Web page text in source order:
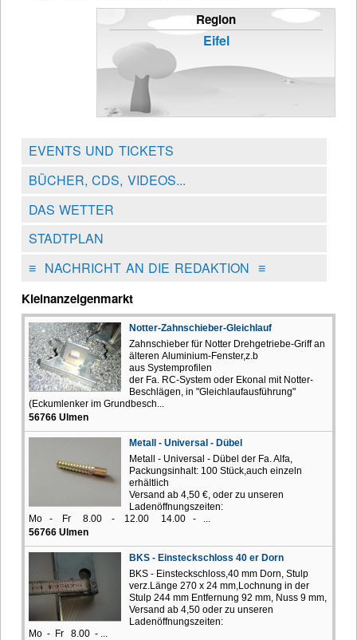
Region
Eifel
EVENTS UND TICKETS
BÜCHER, CDS, VIDEOS...
DAS WETTER
STADTPLAN
≡NACHRICHT AN DIE REDAKTION ≡
Kleinanzeigenmarkt
Notter-Zahnschieber-Gleichlauf
Zahnschieber für Notter Drehgetriebe-Griff an
älteren Aluminium-Fenster,z.b
aus Systemprofilen
der Fa. RC-System oder Ekonal mit Notter-
Beschlägen, in "Gleichlaufausführung"
(Eckumlenker im Grundbesch...
56766 Ulmen
Metall - Universal - Dübel
Metall - Universal - Dübel der Fa. Alfa,
Packungsinhalt: 100 Stück,auch einzeln
erhältlich
Versand ab 4,50 €, oder zu unseren
Ladenöffnungszeiten:
Mo - Fr 8.00 - 12.00 14.00 - ...
56766 Ulmen
BKS - Einsteckschloss 40 er Dorn
BKS - Einsteckschloss,40 mm Dorn, Stulp
verz.Länge 270 x 24 mm,Lochnung in der
Stulp 244 mm Entfernung 92 mm, Nuss 9 mm,
Versand ab 4,50 oder zu unseren
Ladenöffnungszeiten:
Mo - Fr 8.00 - ...